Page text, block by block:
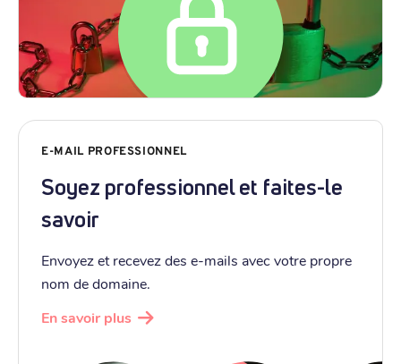
E-MAIL PROFESSIONNEL
Soyez professionnel et faites-le
savoir
Envoyez et recevez des e-mails avec votre propre
nom de domaine.
En savoir plus